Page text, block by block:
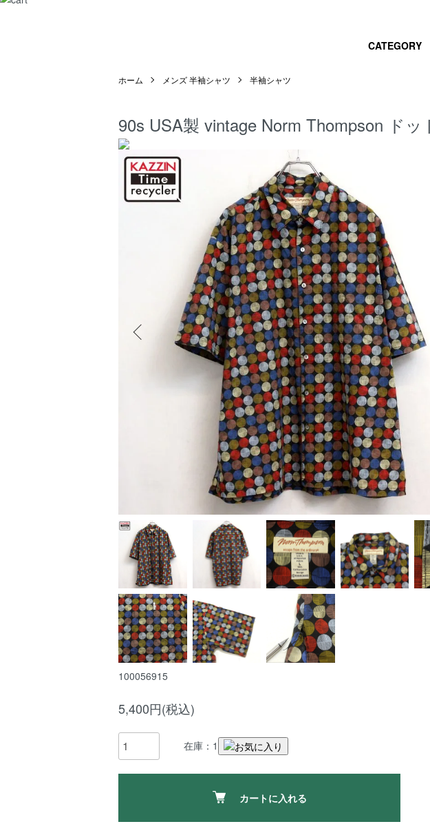
CATEGORY
ホーム メンズ 半袖シャツ 半袖シャツ
90s USA製 vintage Norm Thompson ド
100056915
5,400円(税込)
在庫：1
カートに入れる